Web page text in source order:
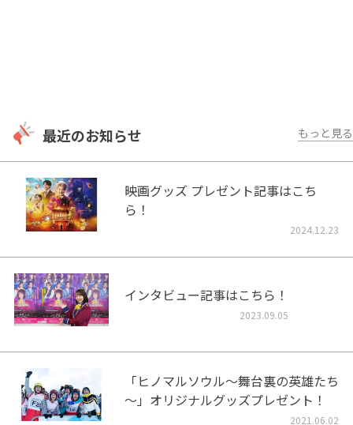
最近のお知らせ もっと見る
映画グッズ プレゼント記事はこち
ら！
2024.12.23
インタビュー記事はこちら！
2023.09.05
「ヒノマルソウル～舞台裏の英雄たち
～」オリジナルグッズプレゼント！
2021.06.02